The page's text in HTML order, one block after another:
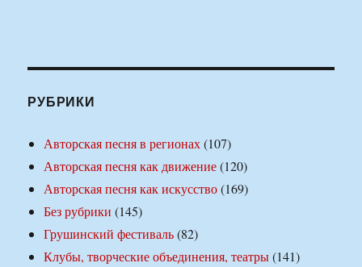
РУБРИКИ
Авторская песня в регионах(107)
Авторская песня как движение(120)
Авторская песня как искусство(169)
Без рубрики (145)
Грушинский фестиваль(82)
Клубы, творческие объединения, театры(141)